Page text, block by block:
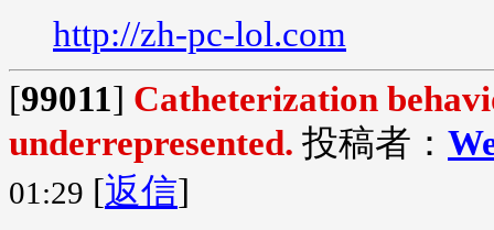
http://zh-pc-lol.com
[99011] Catheterization
underrepresented. 投稿者：
01:29 [返信]